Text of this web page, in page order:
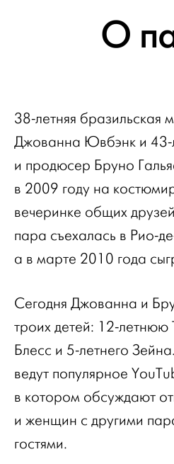
О
38-летняя бразильская
Джованна Ювбэнк и 43-
и продюсер Бруно
в 2009 году на
вечеринке общих
пара съехалась в Рио-
а в марте 2010 года
Сегодня Джованна и
троих детей: 12-летнюю
Блесс и 5-летнего
ведут популярное
в котором обсуждают
и женщин с другими
гостями.